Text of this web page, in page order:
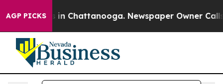
AGP PICKS
Chaos in Chattanooga. Newspaper Owner Calls